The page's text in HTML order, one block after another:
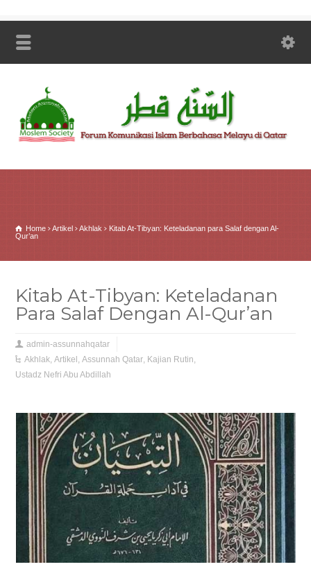
Home Artikel Akhlak
Kitab At-Tibyan: Keteladanan para Salaf dengan Al-
Qur’an
Kitab At-Tibyan: Keteladanan
Para Salaf Dengan Al-Qur’an
admin-assunnahqatar
Akhlak ,Artikel ,Assunnah Qatar Kajian Rutin
Ustadz Nefri Abu Abdillah